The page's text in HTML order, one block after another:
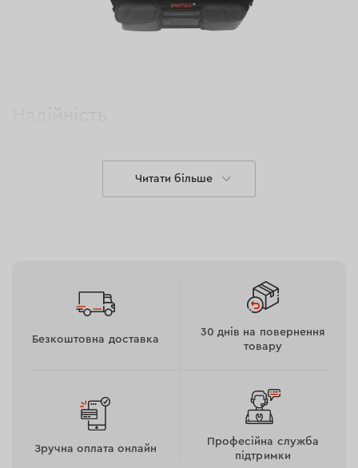
Сумка легко витримує інтенсивне та щоденне
використання завдяки зносостійкому балістичному
нейлону 1680D та протиударній водостійкій
Читати більше
Безкоштовна доставка
30 днів на повернення
товару
Зручна оплата онлайн
Професійна служба
підтримки